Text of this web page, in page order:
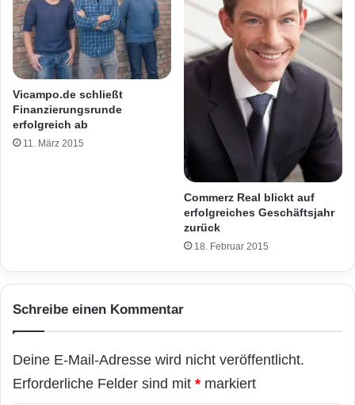
Vicampo.de schließt
Finanzierungsrunde
erfolgreich ab
11. März 2015
Commerz Real blickt auf
erfolgreiches Geschäftsjahr
zurück
18. Februar 2015
Schreibe einen Kommentar
Deine E-Mail-Adresse wird nicht veröffentlicht.
Erforderliche Felder sind mit * markiert